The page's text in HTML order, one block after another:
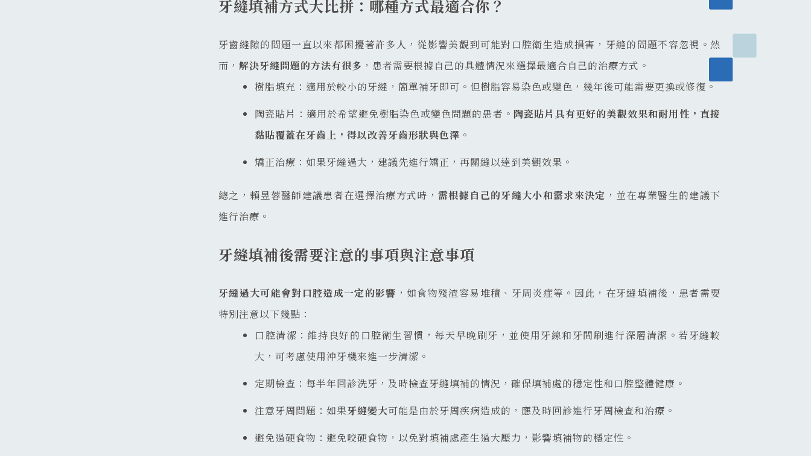
牙縫填補方式大比拼：哪種方式最適合你？
牙齒縫隙的問題一直以來都困擾著許多人，從影響美觀到可能對口腔衛生造成損害，牙縫的問題不容忽視。然
而， 解決牙縫問題的方法有很多 ，患者需要根據自己的具體情況來選擇最適合自己的治療方式。
樹脂填充：適用於較小的牙縫，簡單補牙即可。但樹脂容易染色或變色，幾年後可能需要更換或修復。
陶瓷貼片：適用於希望避免樹脂染色或變色問題的患者。 陶瓷貼片具有更好的美觀效果和耐用性，直接
黏貼覆蓋在牙齒上，得以改善牙齒形狀與色澤 。
矯正治療：如果牙縫過大，建議先進行矯正，再關縫以達到美觀效果。
總之，賴昱蓉醫師建議患者在選擇治療方式時，需根據自己的牙縫大小和需求來決定 ，並在專業醫生的建議下
進行治療。
牙縫填補後需要注意的事項與注意事項
牙縫過大可能會對口腔造成一定的影響 ，如食物殘渣容易堆積、牙周炎症等。因此，在牙縫填補後，患者需要
特別注意以下幾點：
口腔清潔：維持良好的口腔衛生習慣，每天早晚刷牙，並使用牙線和牙間刷進行深層清潔。若牙縫較
大，可考慮使用沖牙機來進一步清潔。
定期檢查：每半年回診洗牙，及時檢查牙縫填補的情況，確保填補處的穩定性和口腔整體健康。
注意牙周問題：如果牙縫變大可能是由於牙周疾病造成的，應及時回診進行牙周檢查和治療。
避免過硬食物：避免咬硬食物，以免對填補處產生過大壓力，影響填補物的穩定性。